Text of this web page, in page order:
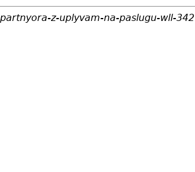
z-uplyvam-na-paslugu-wll-342